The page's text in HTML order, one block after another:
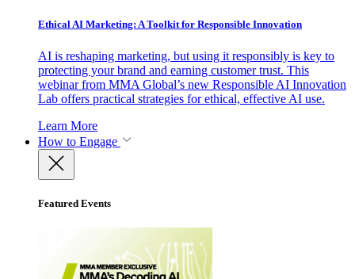
Ethical AI Marketing: A Toolkit for Responsible Innovation
AI is reshaping marketing, but using it responsibly is key to
protecting your brand and earning customer trust. This
webinar from MMA Global’s new Responsible AI Innovation
Lab offers practical strategies for ethical, effective AI use.
Learn More
How to Engage
Featured Events